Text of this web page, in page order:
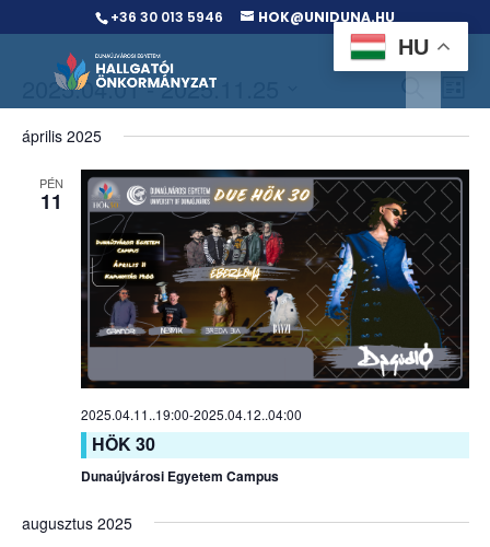
+36 30 013 5946 HOK@UNIDUNA.HU
and
Views
2025.04.01 - 2025.11.25
date.
április 2025
PÉN
11
2025.04.11..19:00-2025.04.12..04:00
HÖK 30
Dunaújvárosi Egyetem Campus
augusztus 2025
HU